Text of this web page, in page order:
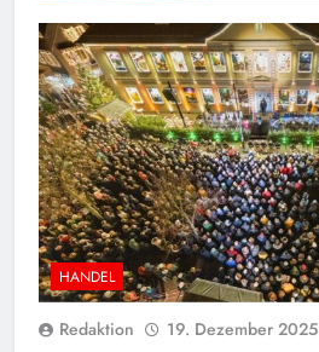
HANDEL
Redaktion 19. Dezember 2025